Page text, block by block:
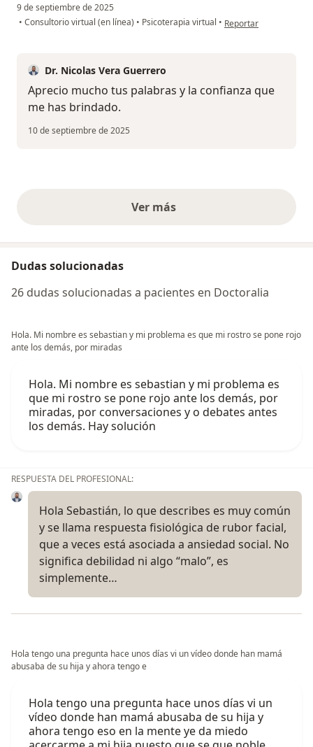
9 de septiembre de 2025
• Consultorio virtual (en línea) • Psicoterapia virtual • en opinión del usuario
Reportar
Dr. Nicolas Vera Guerrero
Aprecio mucho tus palabras y la confianza que
me has brindado.
10 de septiembre de 2025
Ver másopiniones anteriores
Dudas solucionadas
26 dudas solucionadas a pacientes en Doctoralia
Hola. Mi nombre es sebastian y mi problema es que mi rostro se pone rojo
ante los demás, por miradas
Hola. Mi nombre es sebastian y mi problema es
que mi rostro se pone rojo ante los demás, por
miradas, por conversaciones y o debates antes
los demás. Hay solución
RESPUESTA DEL PROFESIONAL:
Hola Sebastián, lo que describes es muy común
y se llama respuesta fisiológica de rubor facial,
que a veces está asociada a ansiedad social. No
significa debilidad ni algo “malo”, es
simplemente…
Hola tengo una pregunta hace unos días vi un vídeo donde han mamá
abusaba de su hija y ahora tengo e
Hola tengo una pregunta hace unos días vi un
vídeo donde han mamá abusaba de su hija y
ahora tengo eso en la mente ye da miedo